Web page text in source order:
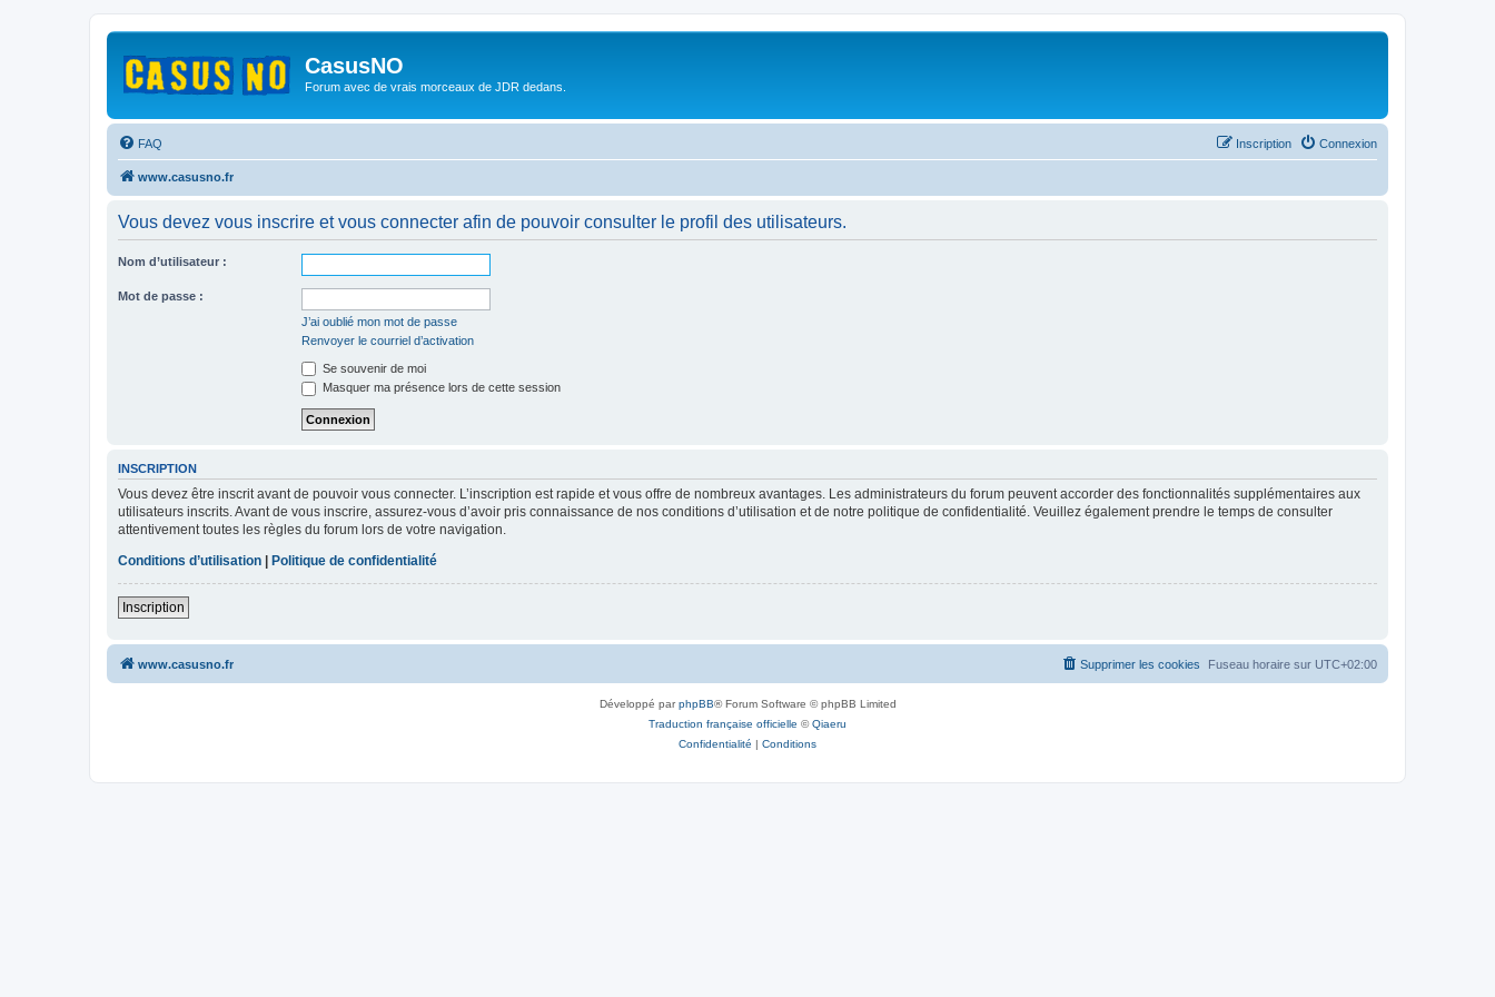
CasusNO
Forum avec de vrais morceaux de JDR dedans.
FAQ Connexion
Inscription
www.casusno.fr
Vous devez vous inscrire et vous connecter afin de pouvoir consulter le profil des utilisateurs.
Nom d’utilisateur :
Mot de passe :
J’ai oublié mon mot de passe
Renvoyer le courriel d’activation
Se souvenir de moi
Masquer ma présence lors de cette session
INSCRIPTION
Vous devez être inscrit avant de pouvoir vous connecter. L’inscription est rapide et vous offre de nombreux avantages. Les administrateurs du forum peuvent accorder des fonctionnalités supplémentaires aux
utilisateurs inscrits. Avant de vous inscrire, assurez-vous d’avoir pris connaissance de nos conditions d’utilisation et de notre politique de confidentialité. Veuillez également prendre le temps de consulter
attentivement toutes les règles du forum lors de votre navigation.
Conditions d’utilisation
Politique de confidentialité
Inscription
www.casusno.fr Fuseau horaire sur UTC+02:00
Supprimer les cookies
Développé parphpBB® Forum Software © phpBB Limited
Traduction française officielle ©Qiaeru
Confidentialité | Conditions